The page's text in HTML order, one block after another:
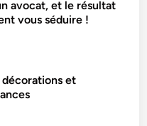
avocat, et le résultat
vous séduire !
et